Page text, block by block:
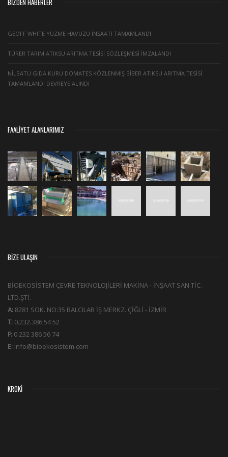
BIZDEN HABERLER
GEOFF WHITE YÜZME HAVUZU İNŞAATI TAMAMLANDI
TÜRER TARIM ATIKSU ARITMA TESİSİ SÖZLEŞMESİ İMZALANDI
NİLBATU GIDA KURU DOMATES KÖZLENMİŞ BİBER ATIKSU ARITMA TESİSİ
TAMAMLANDI DEVREYE ALINDI
FAALIYET ALANLARIMIZ
BIZE ULAŞIN
BİOEKOSİSTEM ÇEVRE TEKNOLOJİLERİ MAKİNA - İNŞAAT SAN.TİC.
LTD.ŞTİ.
A: 8281 SOK. NO:35 BALCILAR İŞ MERKZ. ÇİĞLİ - İZMİR
T: 0.232.386 54 52
F: 0 232 386 56 74
E: info@bioekosistem.com
KROKI